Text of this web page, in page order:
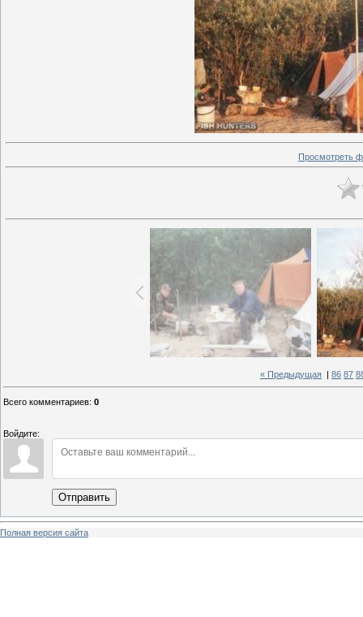
Просмотреть
« Предыдущая 86 87
Всего комментариев: 0
Войдите:
Отправить
Полная версия сайта